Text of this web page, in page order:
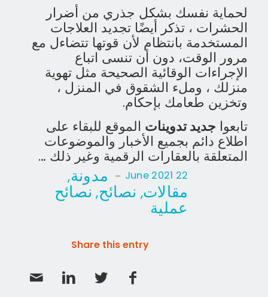
لحماية نفسك بشكل جذري من أضرار
الحشرات ، تذكر أيضًا تجديد العلاجات
المستخدمة بانتظام لأن قوتها تتضاءل مع
مرور الوقت، دون أن تنسى اتباع
الإجراءات الوقائية الصحيحة مثل تهوية
منزلك ، وملء الشقوق في المنزل ،
وتخزين طعامك بإحكام.
تابعوا جديد تدوينات الموقع للبقاء على
اطلاع دائم بجميع الأخبار والموضوعات
المتعلقة بالعقارات الرقمية وغير ذلك …
22 June 2021
- مدونة,
مقالات, نصائح, نصائح
عملية
Share this entry